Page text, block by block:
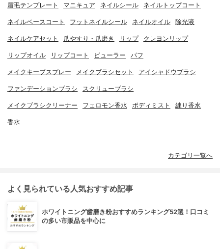
眉毛テンプレート マニキュア ネイルシール ネイルトップコート
ネイルベースコート フットネイルシール ネイルオイル 除光液
ネイルケアセット 爪やすり・爪磨き リップ クレヨンリップ
リップオイル リップコート ビューラー パフ
メイクキープスプレー メイクブラシセット アイシャドウブラシ
ファンデーションブラシ スクリューブラシ
メイクブラシクリーナー フェロモン香水 ボディミスト 練り香水
香水
カテゴリ一覧へ
よく見られている人気おすすめ記事
ホワイトニング歯磨き粉おすすめランキング52選！口コミ
の多い市販品を中心に